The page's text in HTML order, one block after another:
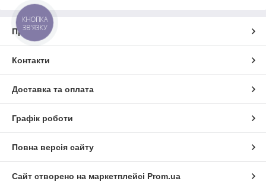
Про нас
Контакти
Доставка та оплата
Графік роботи
Повна версія сайту
Сайт створено на маркетплейсі Prom.ua
КНОПКА
ЗВ'ЯЗКУ